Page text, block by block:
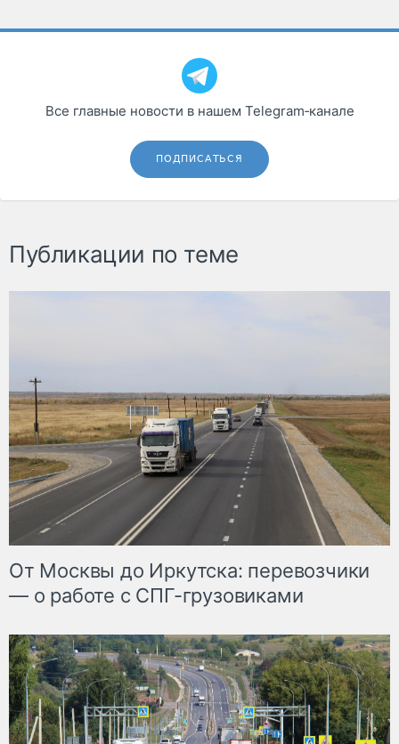
Все главные новости в нашем Telegram‑канале
ПОДПИСАТЬСЯ
Публикации по теме
От Москвы до Иркутска: перевозчики
— о работе с СПГ-грузовиками